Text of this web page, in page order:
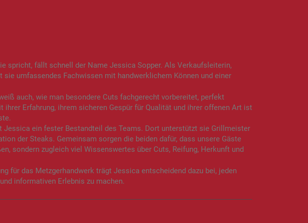
spricht, fällt schnell der Name Jessica Sopper. Als Verkaufsleiterin,
umfassendes Fachwissen mit handwerklichem Können und einer
auch, wie man besondere Cuts fachgerecht vorbereitet, perfekt
Erfahrung, ihrem sicheren Gespür für Qualität und ihrer offenen Art ist
ein fester Bestandteil des Teams. Dort unterstützt sie Grillmeister
der Steaks. Gemeinsam sorgen die beiden dafür, dass unsere Gäste
sondern zugleich viel Wissenswertes über Cuts, Reifung, Herkunft und
für das Metzgerhandwerk trägt Jessica entscheidend dazu bei, jeden
informativen Erlebnis zu machen.